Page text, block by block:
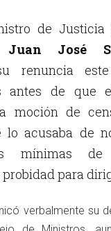
de Justicia
Juan José
renuncia este
antes de que
moción de
lo acusaba de
mínimas de
para
verbalmente su